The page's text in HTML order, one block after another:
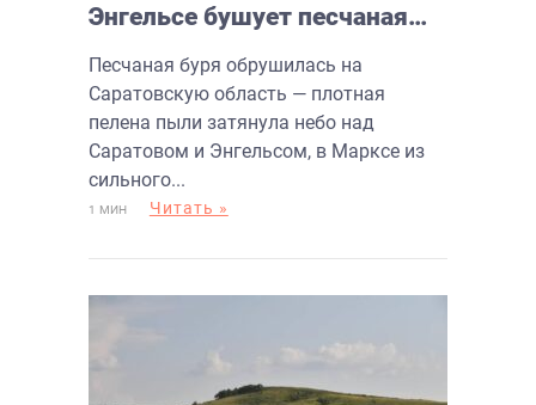
Энгельсе бушует песчаная
Песчаная буря обрушилась на
Саратовскую область — плотная
пелена пыли затянула небо над
Саратовом и Энгельсом, в Марксе из
сильного...
1 МИН Читать »